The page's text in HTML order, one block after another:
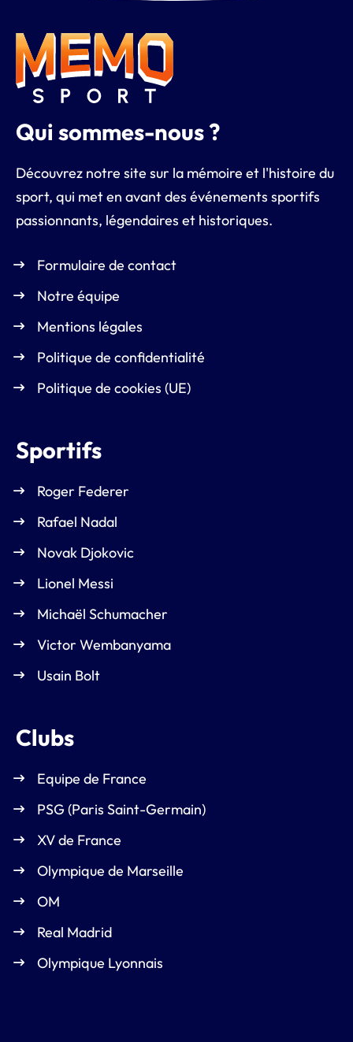
Qui sommes-nous ?
Découvrez notre site sur la mémoire et l'histoire du
sport, qui met en avant des événements sportifs
passionnants, légendaires et historiques.
Formulaire de contact
Notre équipe
Mentions légales
Politique de confidentialité
Politique de cookies (UE)
Sportifs
Roger Federer
Rafael Nadal
Novak Djokovic
Lionel Messi
Michaël Schumacher
Victor Wembanyama
Usain Bolt
Clubs
Equipe de France
PSG (Paris Saint-Germain)
XV de France
Olympique de Marseille
OM
Real Madrid
Olympique Lyonnais